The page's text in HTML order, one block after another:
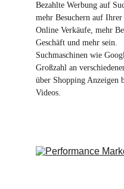
Bezahlte Werbung auf
mehr Besuchern auf
Online Verkäufe, mehr
Geschäft und mehr sein.
Suchmaschinen wie
Großzahl an
über Shopping Anzeigen
Videos.